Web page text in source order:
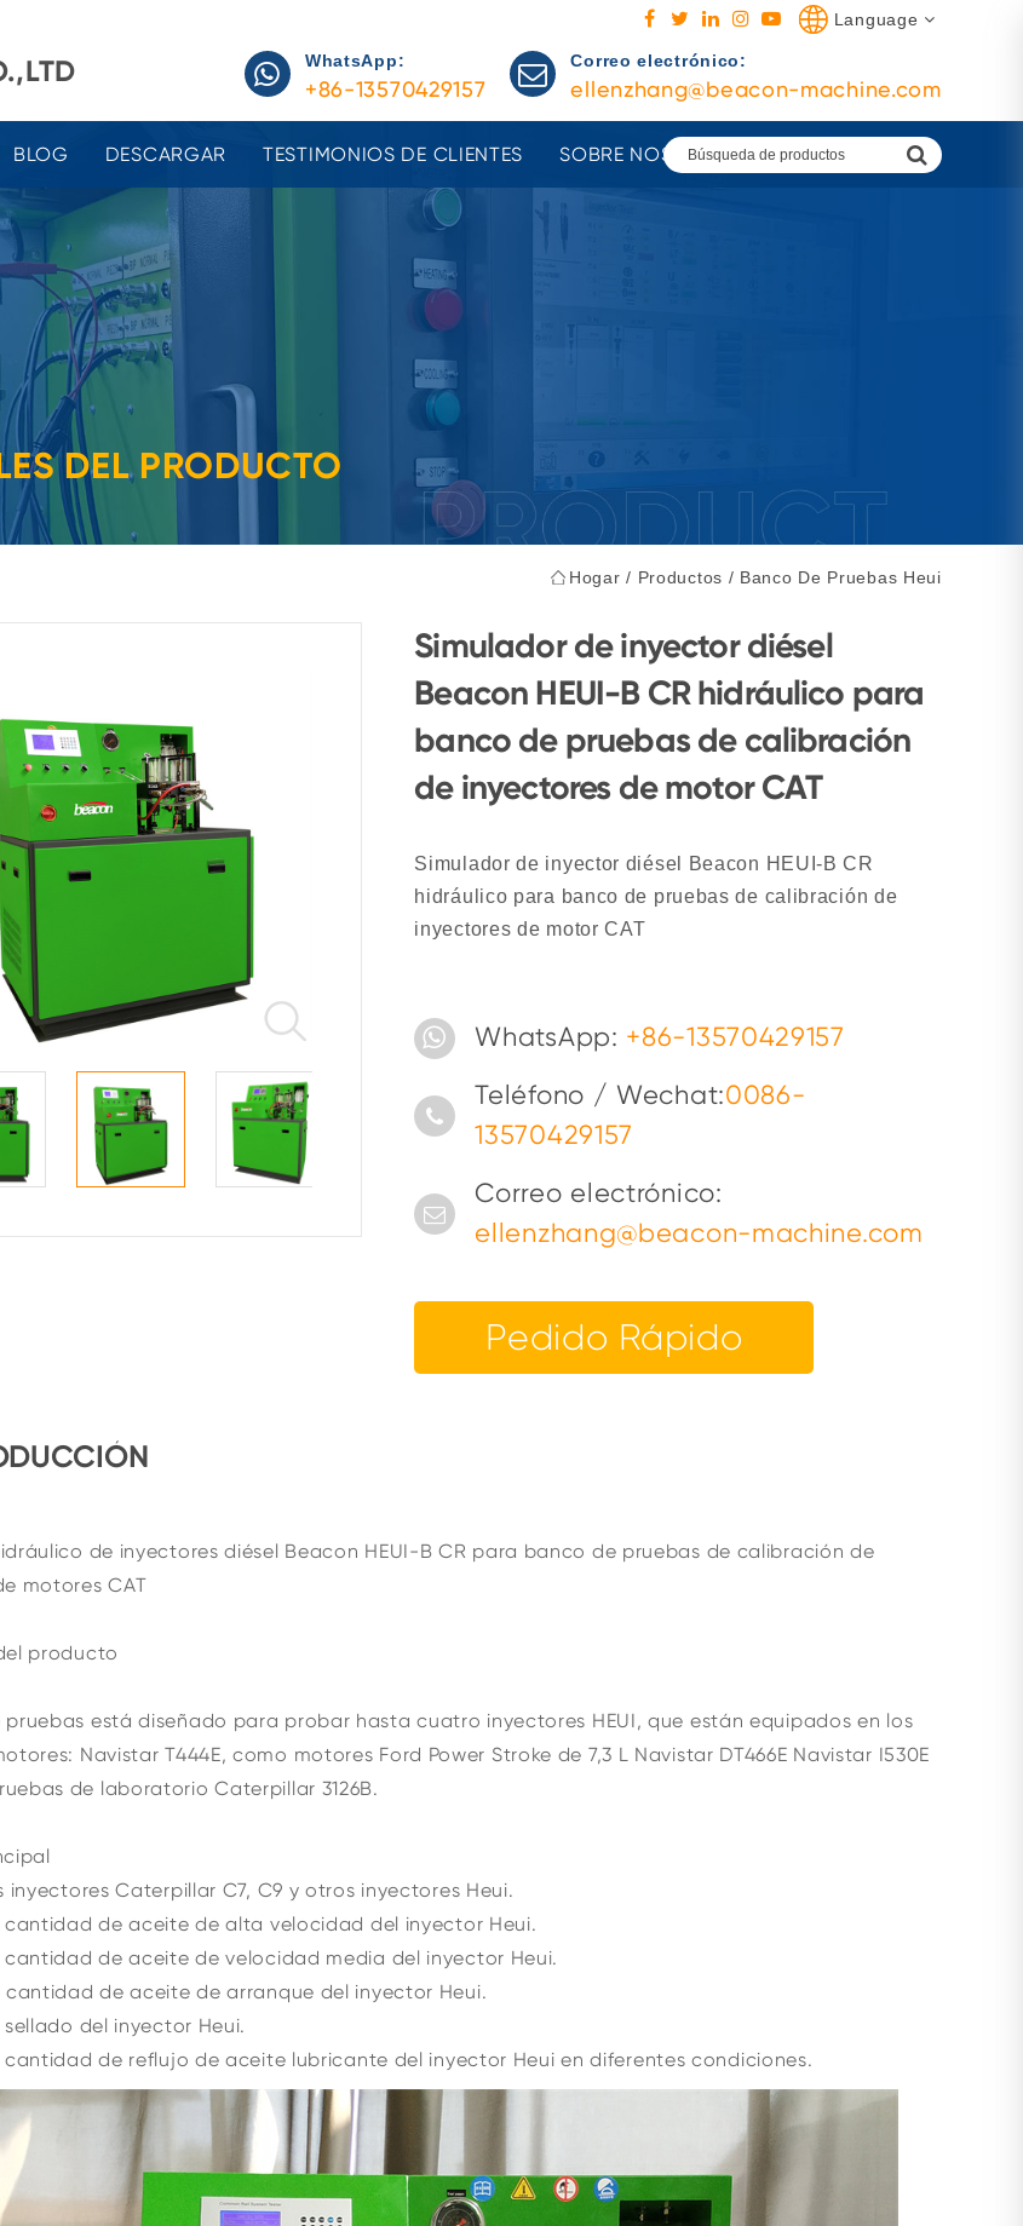
Language
WhatsApp:
+86-13570429157
Correo electrónico:
ellenzhang@beacon-machine.com
BLOG DESCARGAR TESTIMONIOS DE CLIENTES SOBRE NOSOTROS AGENTES
DEL PRODUCTO
Hogar / Productos / Banco De Pruebas Heui
Simulador de inyector diésel
Beacon HEUI-B CR hidráulico para
banco de pruebas de calibración
de inyectores de motor CAT
Simulador de inyector diésel Beacon HEUI-B CR
hidráulico para banco de pruebas de calibración de
inyectores de motor CAT
WhatsApp: +86-13570429157
Teléfono / Wechat:0086-
13570429157
Correo electrónico:
ellenzhang@beacon-machine.com
Pedido Rápido
de inyectores diésel Beacon HEUI-B CR para banco de pruebas de calibración de
motores CAT
producto
pruebas está diseñado para probar hasta cuatro inyectores HEUI, que están equipados en los
Navistar T444E, como motores Ford Power Stroke de 7,3 L Navistar DT466E Navistar I530E
de laboratorio Caterpillar 3126B.
inyectores Caterpillar C7, C9 y otros inyectores Heui.
cantidad de aceite de alta velocidad del inyector Heui.
cantidad de aceite de velocidad media del inyector Heui.
cantidad de aceite de arranque del inyector Heui.
sellado del inyector Heui.
cantidad de reflujo de aceite lubricante del inyector Heui en diferentes condiciones.